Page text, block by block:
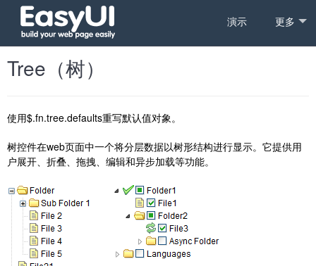
演示 更多
Tree（树）
使用$.fn.tree.defaults重写默认值对象。
树控件在web页面中一个将分层数据以树形结构进行显示。它提供用
户展开、折叠、拖拽、编辑和异步加载等功能。